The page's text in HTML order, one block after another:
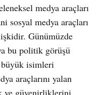
medya araçları
sosyal medya araçları
Günümüzde
bu politik görüşü
büyük isimleri
araçlarını yalan
ve güvenirliklerini